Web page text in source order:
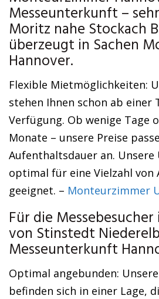
Messeunterkunft –
Moritz nahe Stockach
überzeugt in Sachen
Hannover.
Flexible Mietmöglichkeiten:
stehen Ihnen schon ab einer
Verfügung. Ob wenige Tage
Monate – unsere Preise
Aufenthaltsdauer an.
optimal für eine Vielzahl von
geeignet. – Monteurzimmer
Für die
von Stinstedt
Messeunterkunft
Optimal angebunden:
befinden sich in einer Lage,